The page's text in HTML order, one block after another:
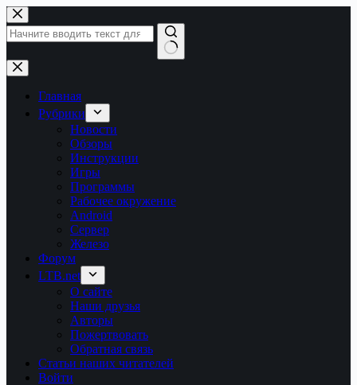
Перейти
к
сути
Ничего
не
найденоГлавная
Рубрики
Новости
Обзоры
Инструкции
Игры
Программы
Рабочее окружение
Android
Сервер
Железо
Форум
LTB.net
О сайте
Наши друзья
Авторы
Пожертвовать
Обратная связь
Статьи наших читателей
Войти